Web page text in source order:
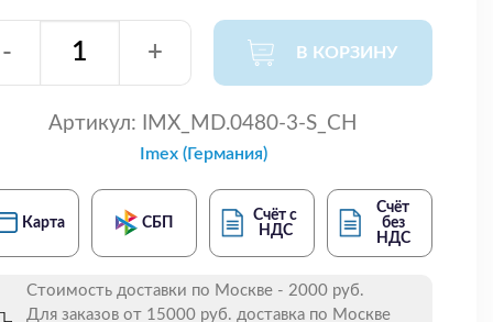
- + В КОРЗИНУ
Артикул: IMX_MD.0480-3-S_CH
Imex (Германия)
Карта СБП
Счёт с
НДС
Счёт
без
НДС
Стоимость доставки по Москве - 2000 руб.
Для заказов от 15000 руб. доставка по Москве